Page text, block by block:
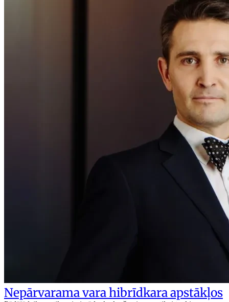
Nepārvarama vara hibrīdkara apstākļos